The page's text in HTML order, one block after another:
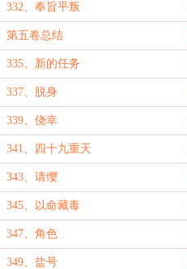
332、奉旨平叛
第五卷总结
335、新的任务
337、脱身
339、侥幸
341、四十九重天
343、请缨
345、以命藏毒
347、角色
349、盐号